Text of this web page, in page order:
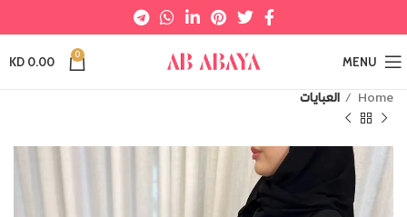
MENU
0
KD 0.00
Home العبايات